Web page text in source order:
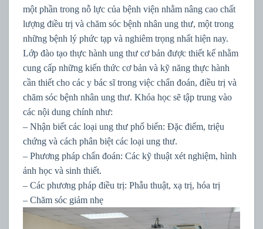
một phần trong nỗ lực của bệnh viện nhằm nâng cao chất
lượng điều trị và chăm sóc bệnh nhân ung thư, một trong
những bệnh lý phức tạp và nghiêm trọng nhất hiện nay.
Lớp đào tạo thực hành ung thư cơ bản được thiết kế nhằm
cung cấp những kiến thức cơ bản và kỹ năng thực hành
cần thiết cho các y bác sĩ trong việc chẩn đoán, điều trị và
chăm sóc bệnh nhân ung thư. Khóa học sẽ tập trung vào
các nội dung chính như:
– Nhận biết các loại ung thư phổ biến: Đặc điểm, triệu
chứng và cách phân biệt các loại ung thư.
– Phương pháp chẩn đoán: Các kỹ thuật xét nghiệm, hình
ảnh học và sinh thiết.
– Các phương pháp điều trị: Phẫu thuật, xạ trị, hóa trị
– Chăm sóc giảm nhẹ